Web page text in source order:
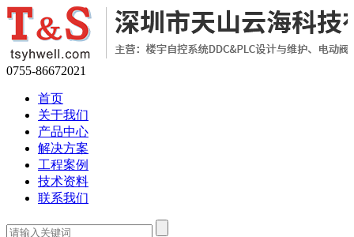
0755-86672021
首页
关于我们
产品中心
解决方案
工程案例
技术资料
联系我们